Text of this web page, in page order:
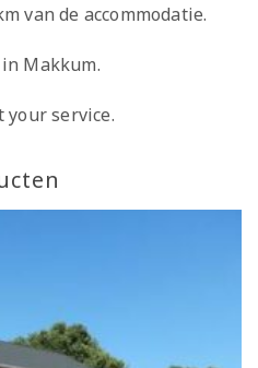
van de accommodatie.
Makkum.
your service.